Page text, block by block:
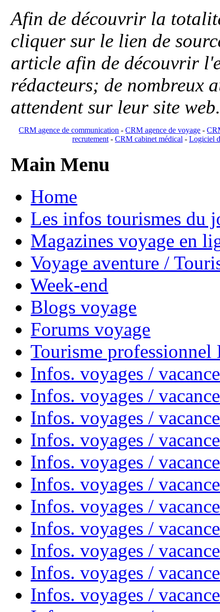
Afin de découvrir la
cliquer sur le lien de
article afin de découvrir
rédacteurs; de nombreux
attendent sur leur site
CRM agence de communication -CRM agence de voyage -
recrutement- CRM cabinet médical- Logiciel
Main Menu
Home
Les infos tourismes du
Magazines voyage en
Voyage aventure /
Week-end
Blogs voyage
Forums voyage
Tourisme
Infos. voyages /
Infos. voyages /
Infos. voyages /
Infos. voyages /
Infos. voyages /
Infos. voyages /
Infos. voyages /
Infos. voyages /
Infos. voyages /
Infos. voyages /
Infos. voyages /